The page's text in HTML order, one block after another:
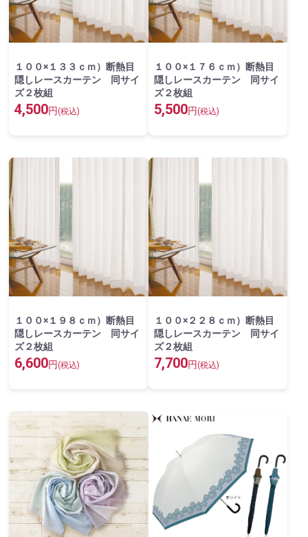
１００×１３３ｃｍ）断熱目
隠しレースカーテン 同サイ
ズ２枚組
4,500円(税込)
１００×１７６ｃｍ）断熱目
隠しレースカーテン 同サイ
ズ２枚組
5,500円(税込)
１００×１９８ｃｍ）断熱目
隠しレースカーテン 同サイ
ズ２枚組
6,600円 (税込)
１００×２２８ｃｍ）断熱目
隠しレースカーテン 同サイ
ズ２枚組
7,700円 (税込)